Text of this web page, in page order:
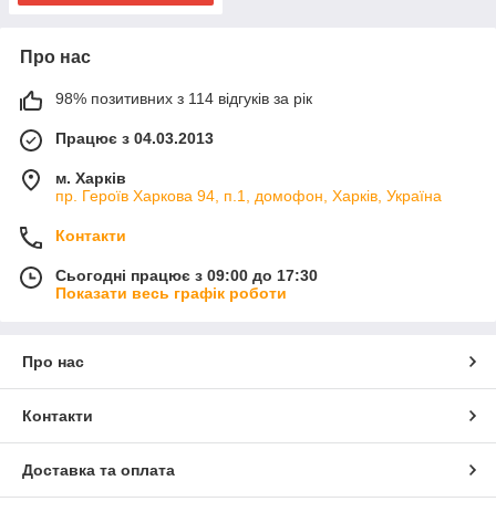
Про нас
98% позитивних з 114 відгуків за рік
Працює з 04.03.2013
м. Харків
пр. Героїв Харкова 94, п.1, домофон, Харків, Україна
Контакти
Сьогодні працює з 09:00 до 17:30
Показати весь графік роботи
Про нас
Контакти
Доставка та оплата